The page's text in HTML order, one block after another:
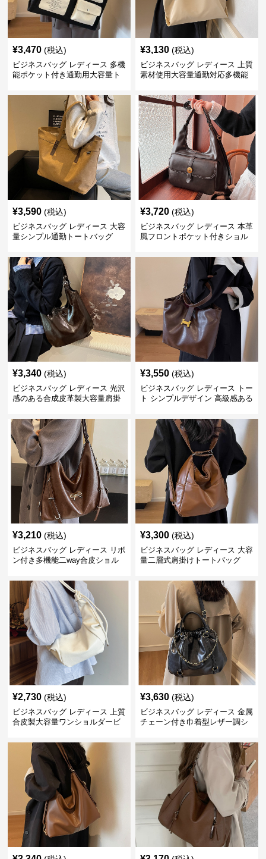
¥3,470 (税込)
ビジネスバッグ レディース 多機
能ポケット付き通勤用大容量ト
¥3,130 (税込)
ビジネスバッグ レディース 上質
素材使用大容量通勤対応多機能
¥3,590 (税込)
ビジネスバッグ レディース 大容
量シンプル通勤トートバッグ
¥3,720 (税込)
ビジネスバッグ レディース 本革
風フロントポケット付きショル
¥3,340 (税込)
ビジネスバッグ レディース 光沢
感のある合成皮革製大容量肩掛
¥3,550 (税込)
ビジネスバッグ レディース トー
ト シンプルデザイン 高級感ある
¥3,210 (税込)
ビジネスバッグ レディース リボ
ン付き多機能二way合皮ショル
¥3,300 (税込)
ビジネスバッグ レディース 大容
量二層式肩掛けトートバッグ
¥2,730 (税込)
ビジネスバッグ レディース 上質
合皮製大容量ワンショルダービ
¥3,630 (税込)
ビジネスバッグ レディース 金属
チェーン付き巾着型レザー調シ